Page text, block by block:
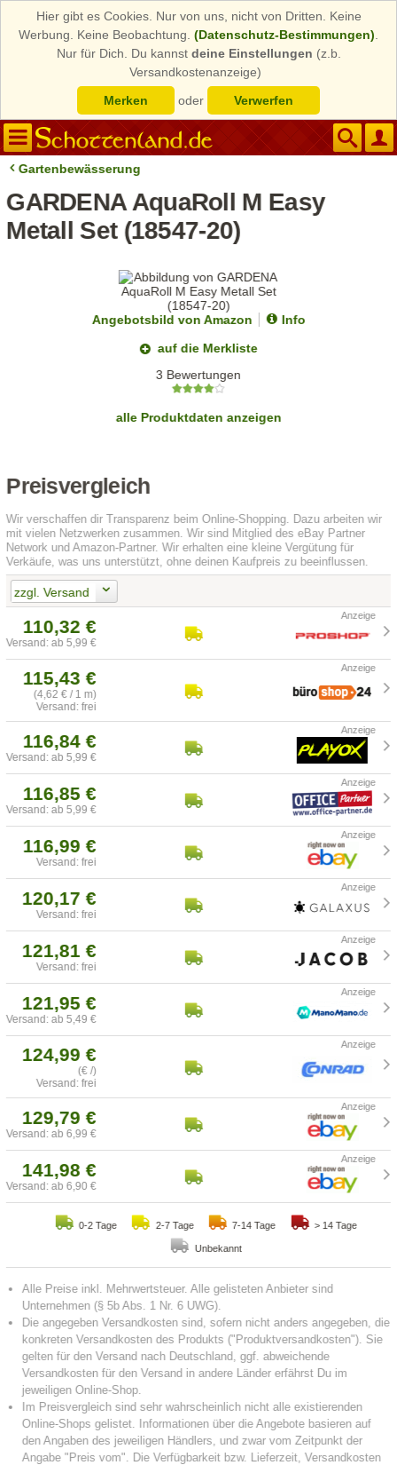
Hier gibt es Cookies. Nur von uns, nicht von Dritten. Keine
Werbung. Keine Beobachtung. (Datenschutz-Bestimmungen)
Nur für Dich. Du kannst deine Einstellungen (z.b.
Versandkostenanzeige)
Merken
oder Verwerfen
Gartenbewässerung
GARDENA AquaRoll M Easy
Metall Set (18547-20)
Angebotsbild von Amazon
Info
auf die Merkliste
3 Bewertungen
alle Produktdaten anzeigen
Preisvergleich
Wir verschaffen dir Transparenz beim Online-Shopping. Dazu arbeiten wir
mit vielen Netzwerken zusammen. Wir sind Mitglied des eBay Partner
Network und Amazon-Partner. Wir erhalten eine kleine Vergütung für
Verkäufe, was uns unterstützt, ohne deinen Kaufpreis zu beeinflussen.
zzgl. Versand
110,32 €
Versand: ab 5,99 €
115,43 €
(4,62 € / 1 m)
Versand: frei
116,84 €
Versand: ab 5,99 €
116,85 €
Versand: ab 5,99 €
116,99 €
Versand: frei
120,17 €
Versand: frei
121,81 €
Versand: frei
121,95 €
Versand: ab 5,49 €
124,99 €
(€ /)
Versand: frei
129,79 €
Versand: ab 6,99 €
141,98 €
Versand: ab 6,90 €
0-2 Tage 2-7 Tage 7-14 Tage > 14 Tage
Unbekannt